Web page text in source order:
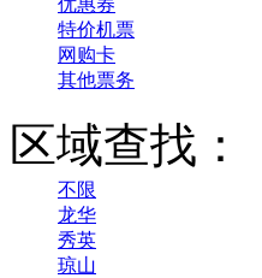
特价机票
网购卡
其他票务
区域查找：
不限
龙华
秀英
琼山